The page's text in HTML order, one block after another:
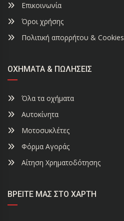
Επικοινωνία
Όροι χρήσης
Πολιτική απορρήτου & Cookies
ΟΧΉΜΑΤΑ & ΠΩΛΉΣΕΙΣ
Όλα τα οχήματα
Αυτοκίνητα
Μοτοσυκλέτες
Φόρμα Αγοράς
Αίτηση Χρηματοδότησης
ΒΡΕΊΤΕ ΜΑΣ ΣΤΟ ΧΆΡΤΗ